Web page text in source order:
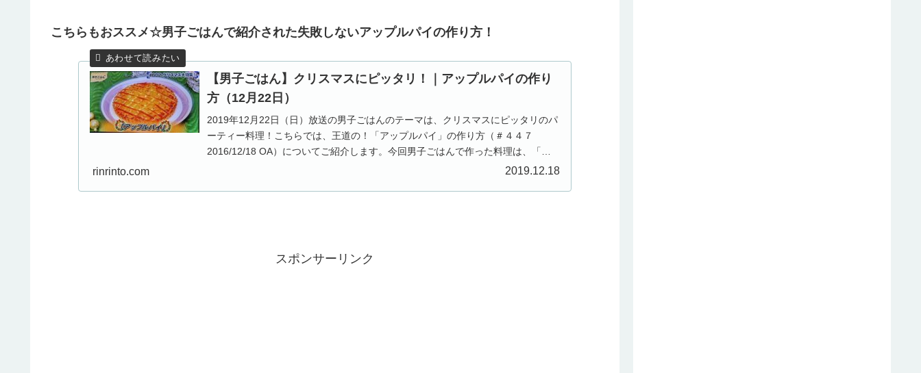
こちらもおススメ☆男子ごはんで紹介された失敗しないアップルパイの作り方！
【男子ごはん】クリスマスにピッタリ！｜アップルパイの作り
方（12月22日）
2019年12月22日（日）放送の男子ごはんのテーマは、クリスマスにピッタリのパ
ーティー料理！こちらでは、王道の！「アップルパイ」の作り方（＃４４７
2016/12/18 OA）についてご紹介します。今回男子ごはんで作った料理は、「こ
rinrinto.com 2019.12.18
スポンサーリンク